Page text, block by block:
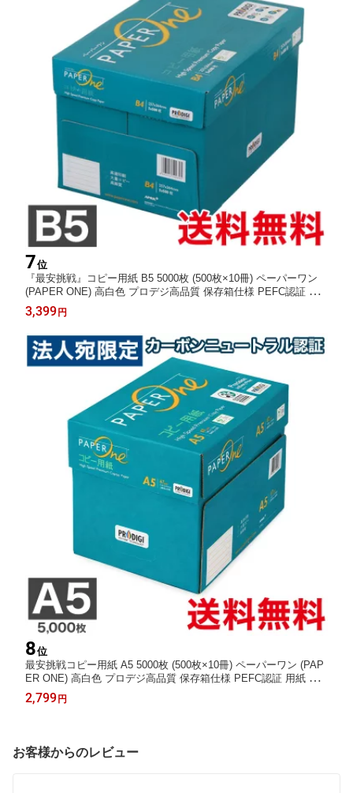
7位
『最安挑戦』コピー用紙 B5 5000枚 (500枚×10冊) ペーパーワン
(PAPER ONE) 高白色 プロデジ高品質 保存箱仕様 PEFC認証 用
紙 OA用紙 印刷用紙 無地『送料無料（一部地域除く）』
3,399円
8位
最安挑戦コピー用紙 A5 5000枚 (500枚×10冊) ペーパーワン (PAP
ER ONE) 高白色 プロデジ高品質 保存箱仕様 PEFC認証 用紙 OA
用紙 印刷用紙 無地『送料無料（一部地域除く）』
2,799円
お客様からのレビュー